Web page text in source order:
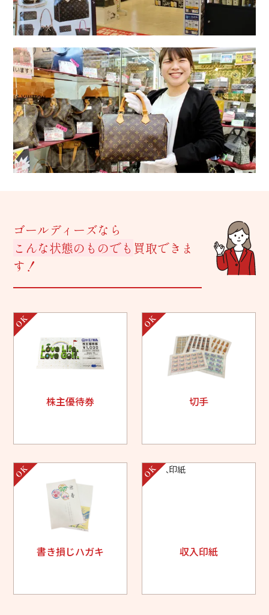
ゴールディーズなら
こんな状態のものでも 買取できま
す！
株主優待券 切手
書き損じハガキ 収入印紙